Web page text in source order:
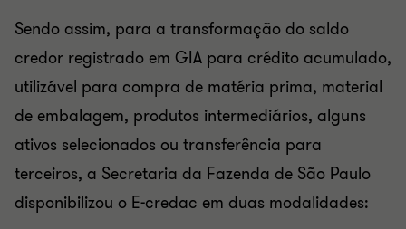
Sendo assim, para a transformação do saldo
credor registrado em GIA para crédito acumulado,
utilizável para compra de matéria prima, material
de embalagem, produtos intermediários, alguns
ativos selecionados ou transferência para
terceiros, a Secretaria da Fazenda de São Paulo
disponibilizou o E-credac em duas modalidades: